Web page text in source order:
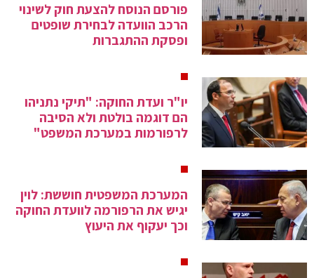
פורסם הנוסח להצעת חוק לשינוי
הרכב הוועדה לבחירת שופטים
ופסקת ההתגברות
יו"ר ועדת החוקה: "תיקי נתניהו
הם דוגמה בולטת ולא הסיבה
לרפורמות במערכת המשפט"
המערכת המשפטית חוששת: לוין
יגיש את הרפורמה לוועדת החוקה
וכך יעקוף את היעוץ